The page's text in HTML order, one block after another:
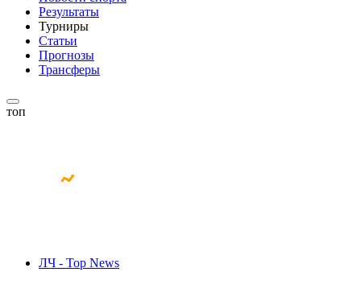
Результаты
Турниры
Статьи
Прогнозы
Трансферы
топ
ЛЧ - Top News